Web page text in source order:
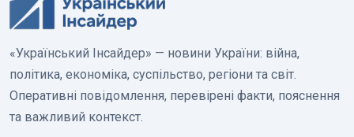
«Український Інсайдер» — новини України: війна,
політика, економіка, суспільство, регіони та світ.
Оперативні повідомлення, перевірені факти, пояснення
та важливий контекст.